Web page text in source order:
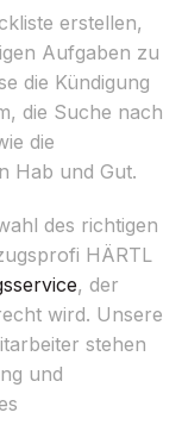
erstellen,
Aufgaben zu
die Kündigung
die Suche nach
die
Hab und Gut.
des richtigen
HÄRTL
, der
wird. Unsere
stehen
und